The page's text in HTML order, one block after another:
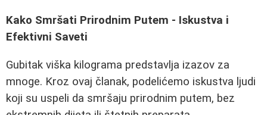
Kako Smršati Prirodnim Putem - Iskustva i
Efektivni Saveti
Gubitak viška kilograma predstavlja izazov za
mnoge. Kroz ovaj članak, podelićemo iskustva ljudi
koji su uspeli da smršaju prirodnim putem, bez